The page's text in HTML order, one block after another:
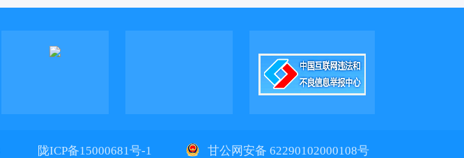
陇ICP备15000681号-1 甘公网安备 62290102000108号